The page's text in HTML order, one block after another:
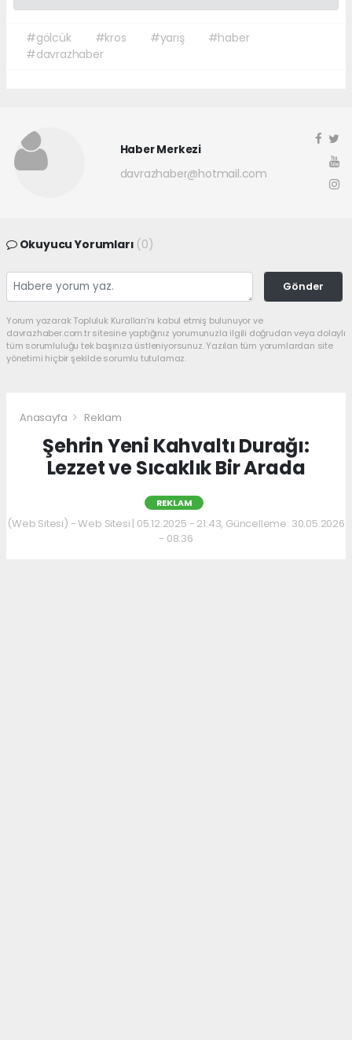
#gölcük #kros #yarış
#haber
#davrazhaber
Haber Merkezi
davrazhaber@hotmail.com
Okuyucu Yorumları (0)
Gönder
Yorum yazarak Topluluk Kuralları’nı kabul etmiş bulunuyor ve
davrazhaber.com.tr sitesine yaptığınız yorumunuzla ilgili doğrudan veya dolaylı
tüm sorumluluğu tek başınıza üstleniyorsunuz. Yazılan tüm yorumlardan site
yönetimi hiçbir şekilde sorumlu tutulamaz.
Anasayfa Reklam
Şehrin Yeni Kahvaltı Durağı:
Lezzet ve Sıcaklık Bir Arada
REKLAM
(Web Sitesi) - Web Sitesi | 05.12.2025 - 21:43, Güncelleme: 30.05.2026
- 08:36